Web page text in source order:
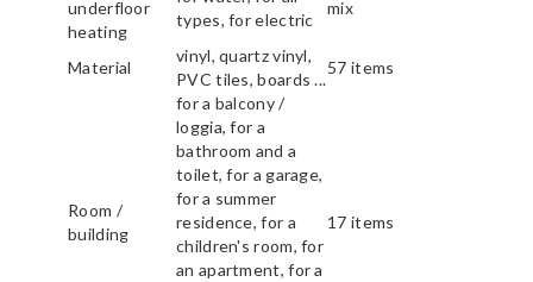
underfloor
heating
types, for electric
mix
Material
vinyl, quartz vinyl,
PVC tiles, boards ...
57 items
Room /
building
for a balcony /
loggia, for a
bathroom and a
toilet, for a garage,
for a summer
residence, for a
children's room, for
an apartment, for a
17 items